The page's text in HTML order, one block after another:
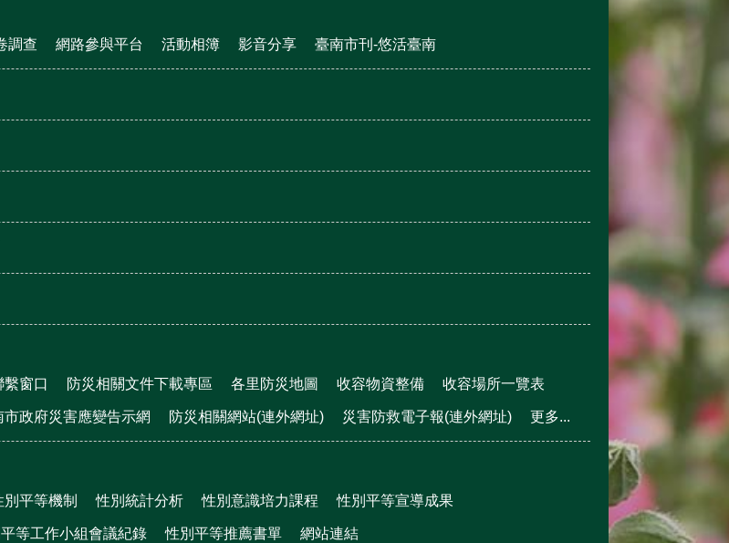
調查 網路參與平台 活動相簿 影音分享 臺南市刊-悠活臺南
繫窗口 防災相關文件下載專區 各里防災地圖 收容物資整備 收容場所一覽表
市政府災害應變告示網 防災相關網站(連外網址) 災害防救電子報(連外網址) 更多...
別平等機制 性別統計分析 性別意識培力課程 性別平等宣導成果
等工作小組會議紀錄 性別平等推薦書單 網站連結